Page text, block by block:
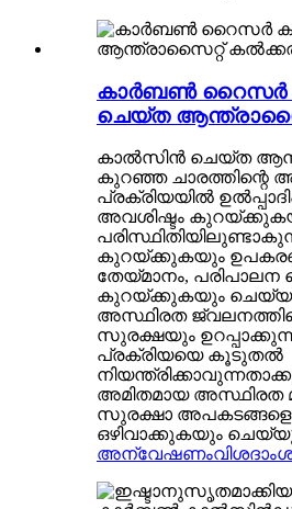
കാർബൺ റൈസർ
ചെയ്ത
കാൽസിൻ ചെയ്ത
കുറഞ്ഞ ചാരത്തിന്റെ
പ്രക്രിയയിൽ
അവശിഷ്ടം
കുറയ്ക്കുകയും
തേയ്മാനം, പരിപാലന
കുറയ്ക്കുകയും
അസ്ഥിരത
സുരക്ഷയും
പ്രക്രിയയെ കൂടുതൽ
അമിതമായ അസ്ഥിരത
സുരക്ഷാ അപകടങ്ങളെ
ഒഴിവാക്കുകയും
അന്വേഷണം